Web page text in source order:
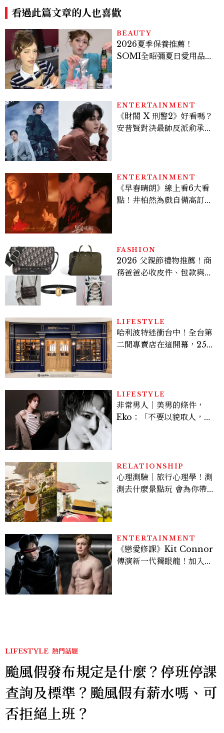
推薦
看過此篇文章的人也喜歡
BEAUTY
2026夏季保養推薦！
SOMI全昭彌夏日愛用品公
ENTERTAINMENT
《財閥 X 刑警2》好看嗎？
安普賢對決最帥反派俞承
多大？
ENTERTAINMENT
《早春晴朗》線上看6大看
點！井柏然為戲自備高訂，
FASHION
2026 父親節禮物推薦！商
務爸爸必收皮件、包款與鞋
LIFESTYLE
哈利波特迷衝台中！全台第
二間專賣店在這開幕，25週
LIFESTYLE
非常男人｜美男的條件，
Eko：「不要以貌取人，內
RELATIONSHIP
心理測驗｜旅行心理學！測
測去什麼景點玩 會為你帶來
ENTERTAINMENT
《戀愛修課》Kit Connor
傳演新一代獨眼龍！加入新
LIFESTYLE 熱門話題
颱風假發布規定是什麼？停班停課
查詢及標準？颱風假有薪水嗎、可
否拒絕上班？